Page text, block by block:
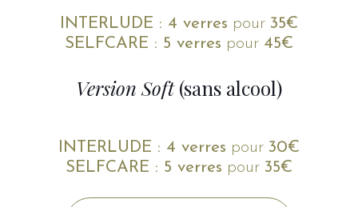
INTERLUDE : 4 verres pour 35€
SELFCARE : 5 verres pour 45€
Version Soft(sans alcool)
INTERLUDE : 4 verres pour 30€
SELFCARE : 5 verres pour 35€
Submit